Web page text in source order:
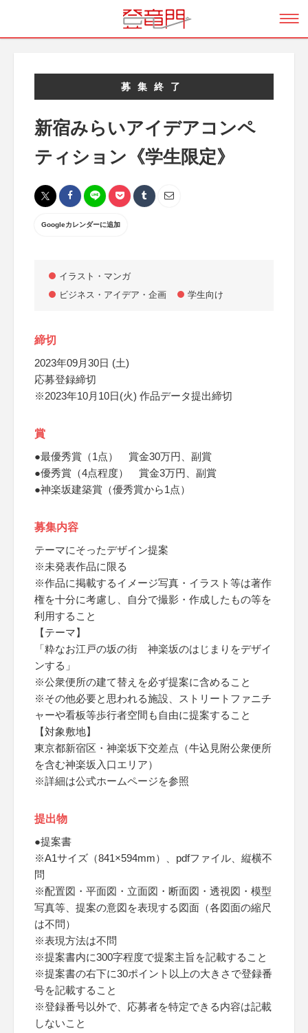
募集終了
新宿みらいアイデアコンペ
ティション《学生限定》
Googleカレンダーに追加
イラスト・マンガ
ビジネス・アイデア・企画
学生向け
締切
2023年09月30日 (土)
応募登録締切
※2023年10月10日(火) 作品データ提出締切
賞
●最優秀賞（1点） 賞金30万円、副賞
●優秀賞（4点程度） 賞金3万円、副賞
●神楽坂建築賞（優秀賞から1点）
募集内容
テーマにそったデザイン提案
※未発表作品に限る
※作品に掲載するイメージ写真・イラスト等は著作
権を十分に考慮し、自分で撮影・作成したもの等を
利用すること
【テーマ】
「粋なお江戸の坂の街 神楽坂のはじまりをデザイ
ンする」
※公衆便所の建て替えを必ず提案に含めること
※その他必要と思われる施設、ストリートファニチ
ャーや看板等歩行者空間も自由に提案すること
【対象敷地】
東京都新宿区・神楽坂下交差点（牛込見附公衆便所
を含む神楽坂入口エリア）
※詳細は公式ホームページを参照
提出物
●提案書
※A1サイズ（841×594mm）、pdfファイル、縦横不
問
※配置図・平面図・立面図・断面図・透視図・模型
写真等、提案の意図を表現する図面（各図面の縮尺
は不問）
※表現方法は不問
※提案書内に300字程度で提案主旨を記載すること
※提案書の右下に30ポイント以上の大きさで登録番
号を記載すること
※登録番号以外で、応募者を特定できる内容は記載
しないこと